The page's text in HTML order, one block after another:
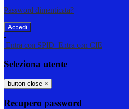
Password dimenticata?
-
Entra con SPID Entra con CIE
Seleziona utente
button close ×
Recupero password